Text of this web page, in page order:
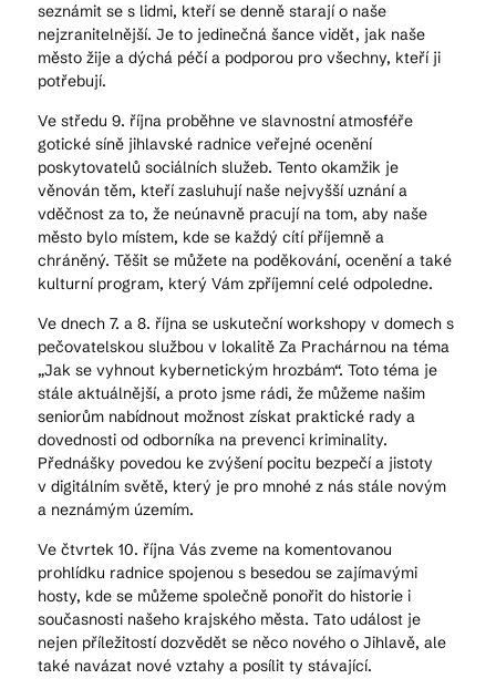
seznámit se s lidmi, kteří se denně starají o naše
nejzranitelnější. Je to jedinečná šance vidět, jak naše
město žije a dýchá péčí a podporou pro všechny, kteří ji
potřebují.
Ve středu 9. října proběhne ve slavnostní atmosféře
gotické síně jihlavské radnice veřejné ocenění
poskytovatelů sociálních služeb. Tento okamžik je
věnován těm, kteří zasluhují naše nejvyšší uznání a
vděčnost za to, že neúnavně pracují na tom, aby naše
město bylo místem, kde se každý cítí příjemně a
chráněný. Těšit se můžete na poděkování, ocenění a také
kulturní program, který Vám zpříjemní celé odpoledne.
Ve dnech 7. a 8. října se uskuteční workshopy v domech s
pečovatelskou službou v lokalitě Za Prachárnou na téma
„Jak se vyhnout kybernetickým hrozbám“. Toto téma je
stále aktuálnější, a proto jsme rádi, že můžeme našim
seniorům nabídnout možnost získat praktické rady a
dovednosti od odborníka na prevenci kriminality.
Přednášky povedou ke zvýšení pocitu bezpečí a jistoty
v digitálním světě, který je pro mnohé z nás stále novým
a neznámým územím.
Ve čtvrtek 10. října Vás zveme na komentovanou
prohlídku radnice spojenou s besedou se zajímavými
hosty, kde se můžeme společně ponořit do historie i
současnosti našeho krajského města. Tato událost je
nejen příležitostí dozvědět se něco nového o Jihlavě, ale
také navázat nové vztahy a posílit ty stávající.